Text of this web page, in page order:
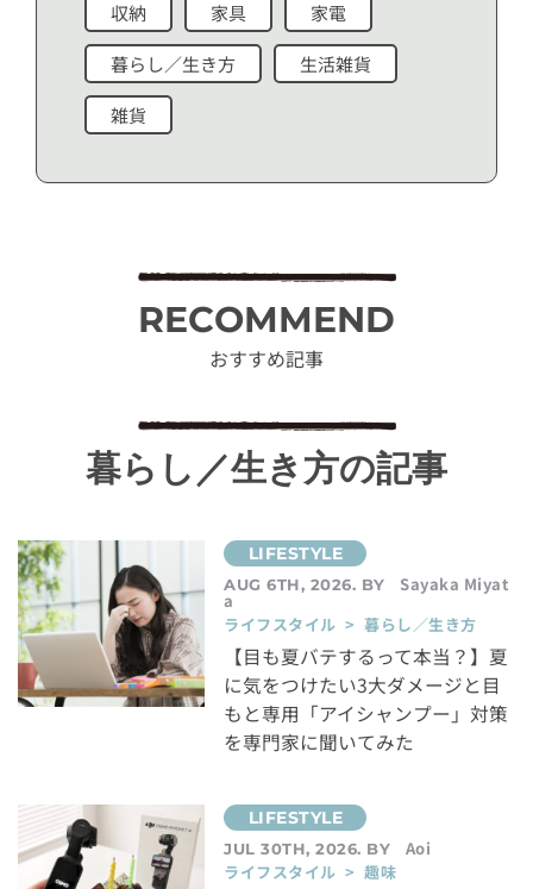
収納 家具 家電
暮らし／生き方 生活雑貨
雑貨
RECOMMEND
おすすめ記事
暮らし／生き方の記事
AUG 6TH, 2026. BY Sayaka Miyat
a
ライフスタイル > 暮らし／生き方
【目も夏バテするって本当？】夏
に気をつけたい3大ダメージと目
もと専用「アイシャンプー」対策
を専門家に聞いてみた
JUL 30TH, 2026. BY
Aoi
ライフスタイル > 趣味